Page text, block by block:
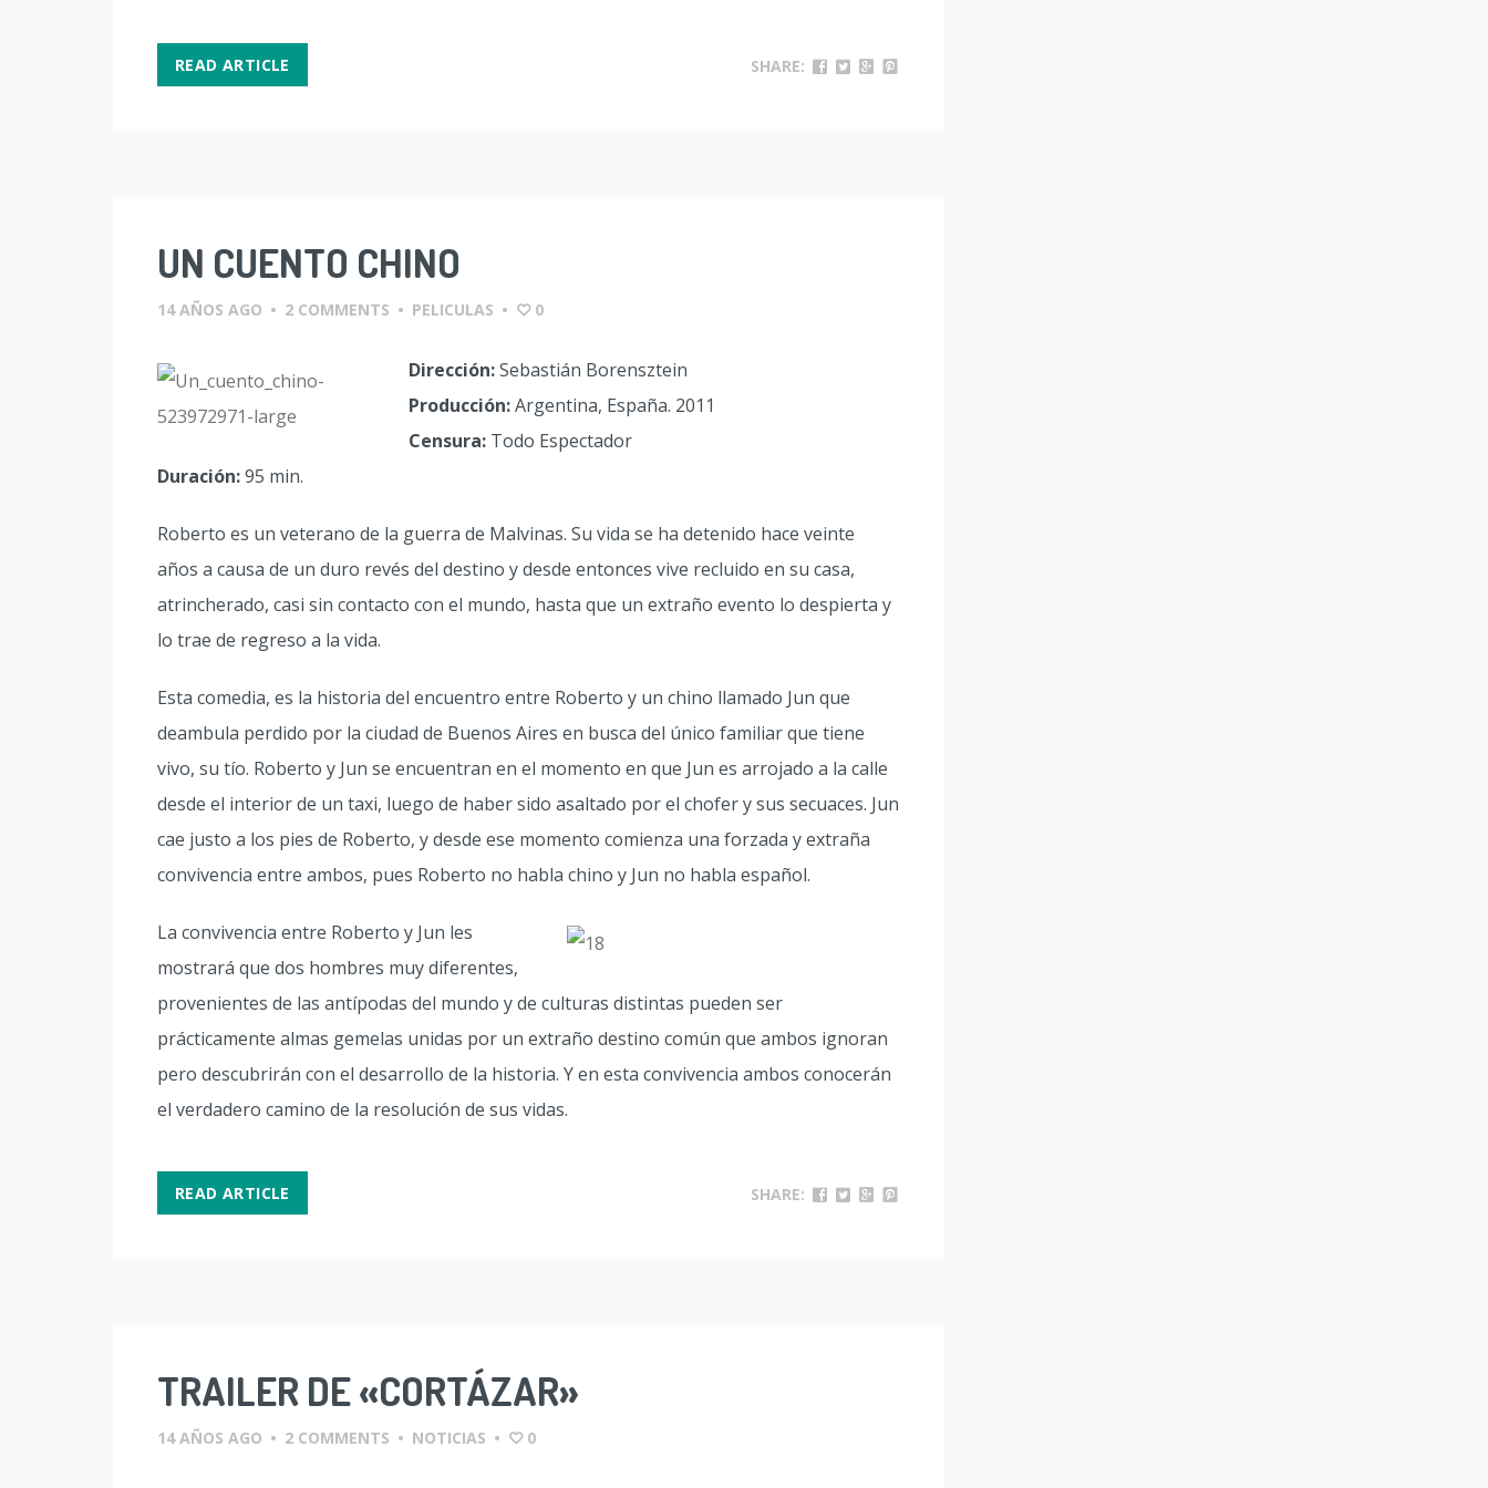
READ ARTICLE SHARE:
UN CUENTO CHINO
14 AÑOS AGO • 2 COMMENTS • PELICULAS • 0
Dirección:Sebastián Borensztein
Producción:Argentina, España. 2011
Censura: Todo Espectador
Duración:95 min.
Roberto es un veterano de la guerra de Malvinas. Su vida se ha detenido hace veinte
años a causa de un duro revés del destino y desde entonces vive recluido en su casa,
atrincherado, casi sin contacto con el mundo, hasta que un extraño evento lo despierta y
lo trae de regreso a la vida.
Esta comedia, es la historia del encuentro entre Roberto y un chino llamado Jun que
deambula perdido por la ciudad de Buenos Aires en busca del único familiar que tiene
vivo, su tío. Roberto y Jun se encuentran en el momento en que Jun es arrojado a la calle
desde el interior de un taxi, luego de haber sido asaltado por el chofer y sus secuaces. Jun
cae justo a los pies de Roberto, y desde ese momento comienza una forzada y extraña
convivencia entre ambos, pues Roberto no habla chino y Jun no habla español.
La convivencia entre Roberto y Jun les
mostrará que dos hombres muy diferentes,
provenientes de las antípodas del mundo y de culturas distintas pueden ser
prácticamente almas gemelas unidas por un extraño destino común que ambos ignoran
pero descubrirán con el desarrollo de la historia. Y en esta convivencia ambos conocerán
el verdadero camino de la resolución de sus vidas.
READ ARTICLE SHARE:
TRAILER DE «CORTÁZAR»
14 AÑOS AGO • 2 COMMENTS • NOTICIAS • 0